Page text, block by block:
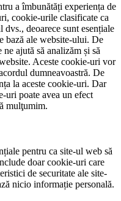
a îmbunătăți experiența de
cookie-urile clasificate ca
deoarece sunt esențiale
bază ale website-ului. De
ajută să analizăm și să
Aceste cookie-uri vor
dumneavoastră. De
la aceste cookie-uri. Dar
uri poate avea un efect
mulţumim.
pentru ca site-ul web să
doar cookie-uri care
de securitate ale site-
nicio informație personală.